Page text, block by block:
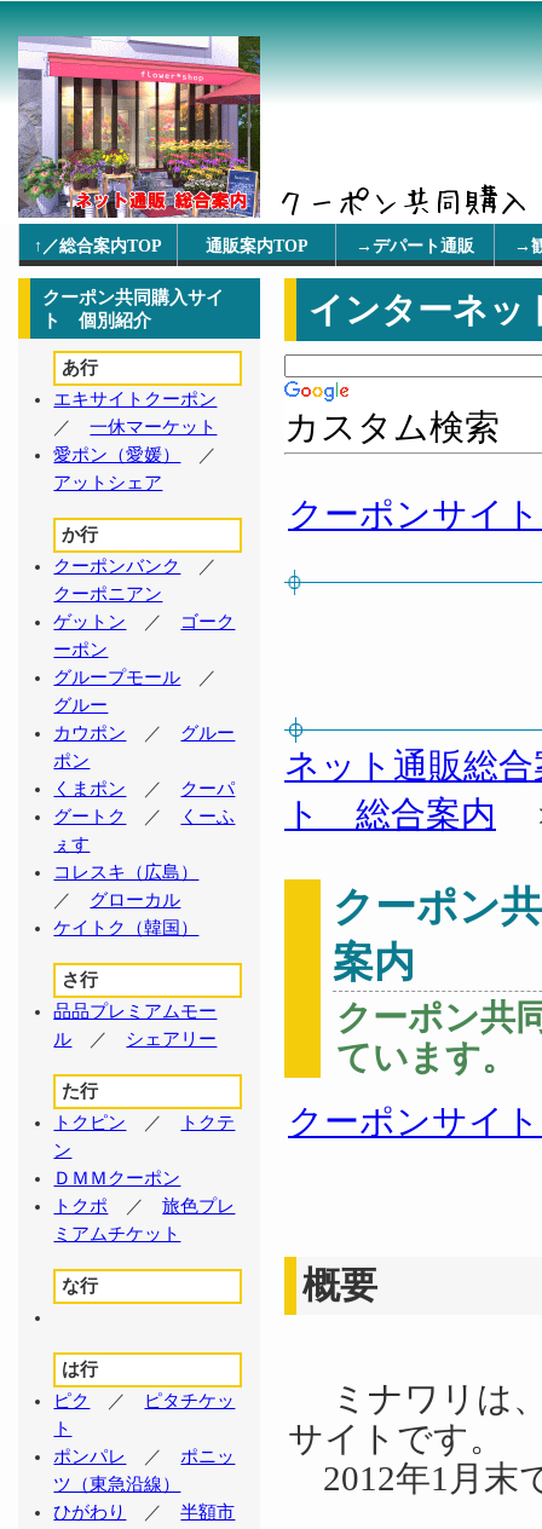
↑／総合案内TOP 通販案内TOP →デパート通販 →
インターネッ
カスタム検索
クーポンサイ
ネット通販総合
ト 総合案内
クーポン
案内
クーポン共
ています。
クーポンサイ
概要
ミナワリは、
サイトです。
2012年1月末
クーポン共同購入サイ
ト 個別紹介
あ行
エキサイトクーポン
／一休マーケット
愛ポン（愛媛）
／
アットシェア
か行
クーポンバンク
／
クーポニアン
ゲットン ／ ゴーク
ーポン
グループモール ／
グルー
カウポン ／ グルー
ポン
くまポン ／ クーパ
グートク
／
くーふ
ぇす
コレスキ（広島）
／ グローカル
ケイトク（韓国）
さ行
品品プレミアムモー
ル ／ シェアリー
た行
トクピン ／
トクテ
ン
ＤＭＭクーポン
トクポ ／旅色プレ
ミアムチケット
な行
は行
ピク
／ ピタチケッ
ト
ポンパレ ／ ポニッ
ツ（東急沿線）
ひがわり
／半額市